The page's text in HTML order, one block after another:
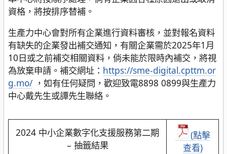
資格，將按排序替補。
生產力中心會對所有企業進行資料審核，並對報名資料
有缺失的企業發出補交通知，有關企業需於2025年1月
10日或之前補交相關資料，倘未能於限時內補交，將視
為放棄申請。補交網址： https://sme-digital.cpttm.or
g.mo/ ，如有任何疑問，歡迎致電8898 0899與生產力
中心戴先生或譚先生聯絡。
2024 中小企業數字化支援服務第二期
– 抽籤結果
(點擊
查看)